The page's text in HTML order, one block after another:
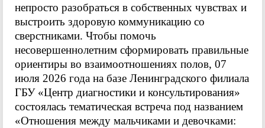
непросто разобраться в собственных чувствах и
выстроить здоровую коммуникацию со
сверстниками. Чтобы помочь
несовершеннолетним сформировать правильные
ориентиры во взаимоотношениях полов, 07
июля 2026 года на базе Ленинградского филиала
ГБУ «Центр диагностики и консультирования»
состоялась тематическая встреча под названием
«Отношения между мальчиками и девочками: